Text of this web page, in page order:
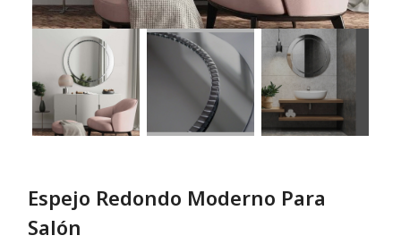
Espejo Redondo Moderno Para
Salón